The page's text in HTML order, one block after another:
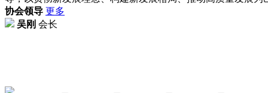
协会领导 更多
吴刚 会长